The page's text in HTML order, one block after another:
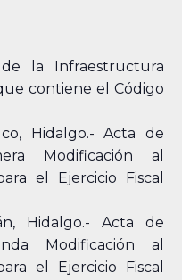
la Infraestructura
contiene el Código
Hidalgo.- Acta de
Modificación al
el Ejercicio Fiscal
Hidalgo.- Acta de
Modificación al
el Ejercicio Fiscal